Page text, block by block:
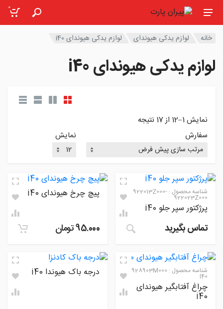
0
خانه لوازم یدکی هیوندای لوازم یدکی هیوندای i40
لوازم یدکی هیوندای i40
نمایش 1–12 از 17 نتیجه
سفارش
نمایش
شناسه محصول : 922013Z000-
922023Z000
پرژکتور سپر جلو i40
تماس بگیرید
پیچ چرخ هیوندای i40
95.000تومان
شناسه محصول : 928903M000
I40
چراغ آفتابگیر هیوندای
i40
درجه باک هیوندا i40